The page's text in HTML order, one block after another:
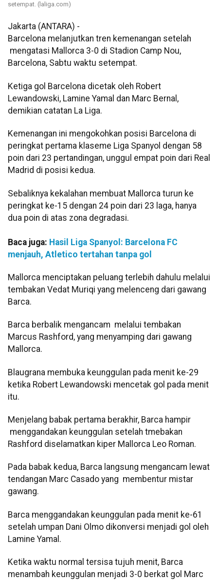
setempat. (laliga.com)
Jakarta (ANTARA) -
Barcelona melanjutkan tren kemenangan setelah
mengatasi Mallorca 3-0 di Stadion Camp Nou,
Barcelona, Sabtu waktu setempat.
Ketiga gol Barcelona dicetak oleh Robert
Lewandowski, Lamine Yamal dan Marc Bernal,
demikian catatan La Liga.
Kemenangan ini mengokohkan posisi Barcelona di
peringkat pertama klaseme Liga Spanyol dengan 58
poin dari 23 pertandingan, unggul empat poin dari Real
Madrid di posisi kedua.
Sebaliknya kekalahan membuat Mallorca turun ke
peringkat ke-15 dengan 24 poin dari 23 laga, hanya
dua poin di atas zona degradasi.
Baca juga: Hasil Liga Spanyol: Barcelona FC
menjauh, Atletico tertahan tanpa gol
Mallorca menciptakan peluang terlebih dahulu melalui
tembakan Vedat Muriqi yang melenceng dari gawang
Barca.
Barca berbalik mengancam melalui tembakan
Marcus Rashford, yang menyamping dari gawang
Mallorca.
Blaugrana membuka keunggulan pada menit ke-29
ketika Robert Lewandowski mencetak gol pada menit
itu.
Menjelang babak pertama berakhir, Barca hampir
menggandakan keunggulan setelah tmebakan
Rashford diselamatkan kiper Mallorca Leo Roman.
Pada babak kedua, Barca langsung mengancam lewat
tendangan Marc Casado yang membentur mistar
gawang.
Barca menggandakan keunggulan pada menit ke-61
setelah umpan Dani Olmo dikonversi menjadi gol oleh
Lamine Yamal.
Ketika waktu normal tersisa tujuh menit, Barca
menambah keunggulan menjadi 3-0 berkat gol Marc